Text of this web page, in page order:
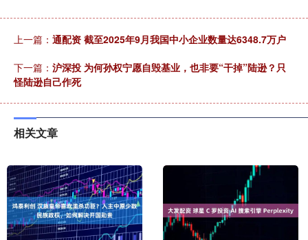
上一篇： 通配资 截至2025年9月我国中小企业数量达6348.7万户
下一篇： 沪深投 为何孙权宁愿自毁基业，也非要“干掉”陆逊？只
怪陆逊自己作死
相关文章